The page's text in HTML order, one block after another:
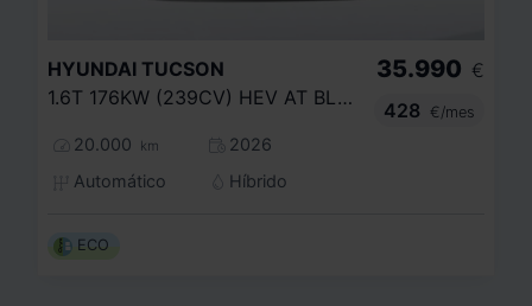
HYUNDAI TUCSON
1.6T 176KW (239CV) HEV AT BLACK LINE
20.000 km
2026
Automático
Híbrido
35.990 €
428
€/mes
ECO